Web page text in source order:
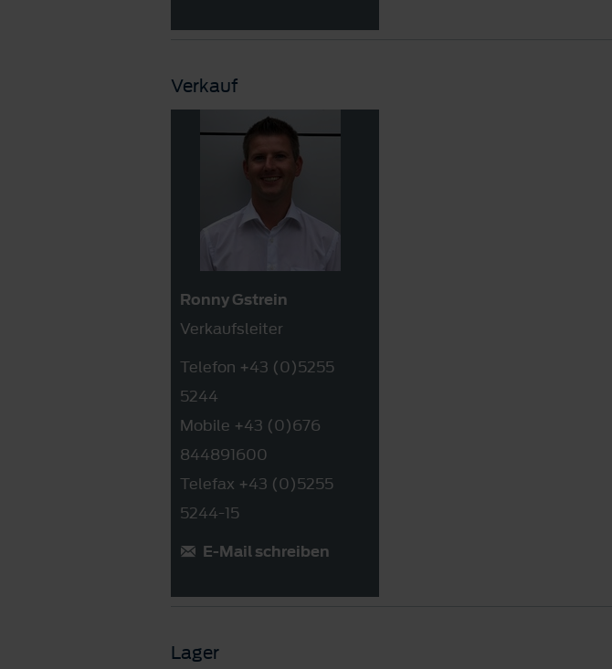
Verkauf
Ronny Gstrein
Verkaufsleiter
Telefon +43 (0)5255
5244
Mobile +43 (0)676
844891600
Telefax +43 (0)5255
5244-15
E-Mail schreiben
Lager